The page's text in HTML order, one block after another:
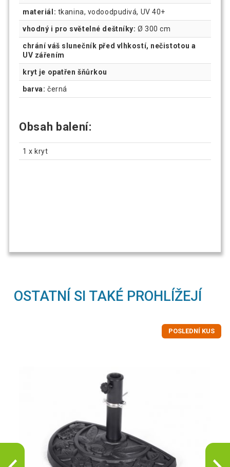
materiál: tkanina, vodoodpudivá, UV 40+
vhodný i pro světelné deštníky: Ø 300 cm
chrání váš slunečník před vlhkostí, nečistotou a
UV zářením
kryt je opatřen šňůrkou
barva: černá
Obsah balení:
1 x kryt
OSTATNÍ SI TAKÉ PROHLÍŽEJÍ
POSLEDNÍ KUS